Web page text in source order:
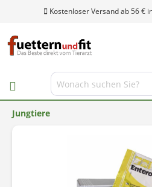
Kostenloser Versand ab 56 €
Jungtiere